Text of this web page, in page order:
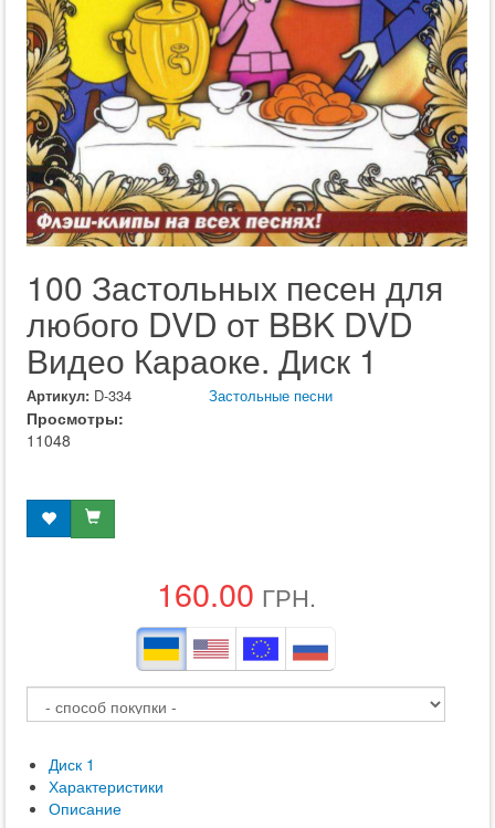
100 Застольных песен для
любого DVD от BBK DVD
Видео Караоке. Диск 1
Артикул: D-334 Застольные песни
Просмотры:
11048
160.00 ГРН.
Диск 1
Характеристики
Описание